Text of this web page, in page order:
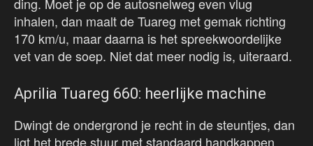
inhalen, dan maalt de Tuareg met gemak richting
170 km/u, maar daarna is het spreekwoordelijke
vet van de soep. Niet dat meer nodig is, uiteraard.
Aprilia Tuareg 660: heerlijke machine
Dwingt de ondergrond je recht in de steuntjes, dan
ligt het brede stuur met standaard handkappen